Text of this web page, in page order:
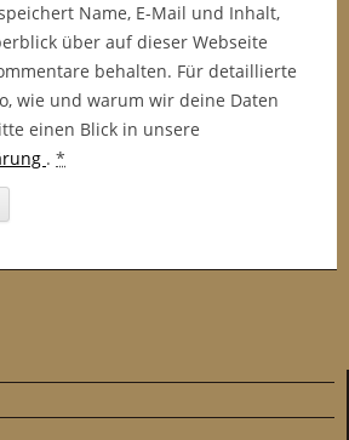
Name, E-Mail und Inhalt,
über auf dieser Webseite
behalten. Für detaillierte
wie und warum wir deine Daten
einen Blick in unsere
. *